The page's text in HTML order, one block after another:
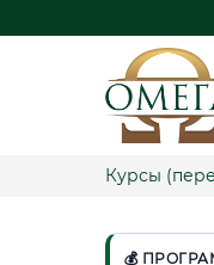
Курсы
💰